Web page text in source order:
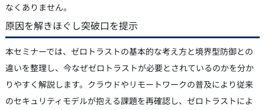
なくありません。
原因を解きほぐし突破口を提示
本セミナーでは、ゼロトラストの基本的な考え方と境界型防御との
違いを整理し、今なぜゼロトラストが必要とされているのかを分か
りやすく解説します。クラウドやリモートワークの普及により従来
のセキュリティモデルが抱える課題を再確認し、ゼロトラストによ